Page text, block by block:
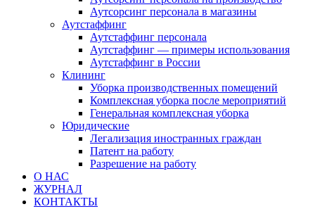
Аутсорсинг персонала в магазины
Аутстаффинг
Аутстаффинг персонала
Аутстаффинг — примеры использования
Аутстаффинг в России
Клининг
Уборка производственных помещений
Комплексная уборка после мероприятий
Генеральная комплексная уборка
Юридические
Легализация иностранных граждан
Патент на работу
Разрешение на работу
О НАС
ЖУРНАЛ
КОНТАКТЫ